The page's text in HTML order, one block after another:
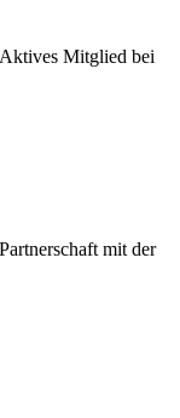
Aktives Mitglied bei
Partnerschaft mit der